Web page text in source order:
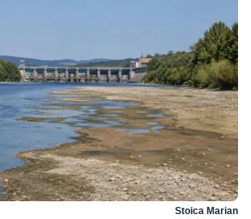
Stoica Marian